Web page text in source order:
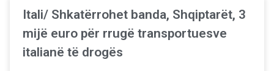
Itali/ Shkatërrohet banda, Shqiptarët, 3
mijë euro për rrugë transportuesve
italianë të drogës